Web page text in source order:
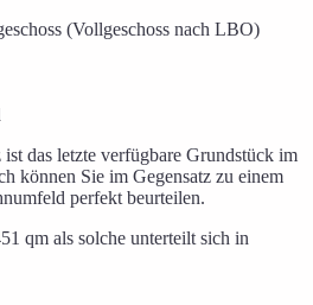
(Vollgeschoss nach LBO)
das letzte verfügbare Grundstück im
können Sie im Gegensatz zu einem
perfekt beurteilen.
qm als solche unterteilt sich in